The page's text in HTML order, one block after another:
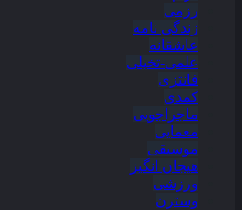
رزمی
زندگی نامه
عاشقانه
علمی-تخیلی
فانتزی
کمدی
ماجراجویی
معمایی
موسیقی
هیجان انگیز
ورزشی
وسترن